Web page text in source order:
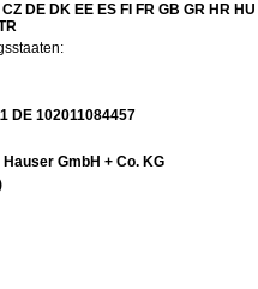
DE DK EE ES FI FR GB GR HR
DE 102011084457
Hauser GmbH + Co. KG